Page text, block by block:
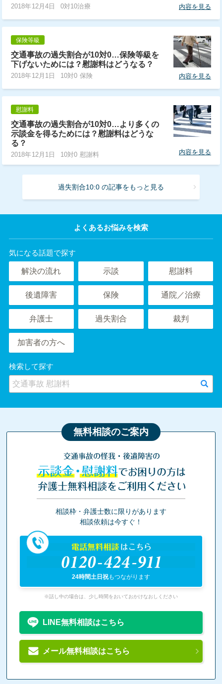
2018年12月4日 0対10治療 内容を見る
保険等級
交通事故の過失割合が10対0…保険等級を
下げないためには？慰謝料はどうなる？
2018年12月1日 10対0 保険 内容を見る
慰謝料
交通事故の過失割合が10対0…より多くの
示談金を得るためには？慰謝料はどうな
る？
2018年12月1日 10対0 慰謝料 内容を見る
過失割合10:0 の記事をもっと見る
よくあるお悩みを検索
気になる話題で探す
解決の流れ 示談 慰謝料
後遺障害 保険 通院／治療
弁護士 過失割合 裁判
加害者の方へ
検索して探す
無料相談のご案内
交通事故の怪我・後遺障害の
示談金・慰謝料でお困りの方は
弁護士無料相談をご利用ください
相談枠・弁護士数に限りがあります
相談依頼は今すぐ！
電話無料相談はこちら
0120-424-911
24時間土日祝もつながります
※話し中の場合は、少し時間をおいておかけなおしください
LINE無料相談はこちら
メール無料相談はこちら